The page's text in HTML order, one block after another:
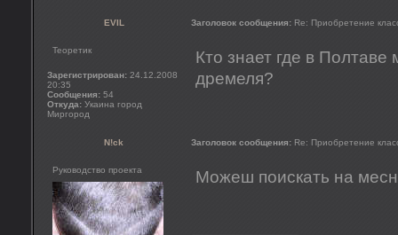
EVIL Заголовок сообщения: Re: Приобретение
Теоретик
Зарегистрирован: 24.12.2008
20:35
Сообщения: 54
Откуда: Укаина город
Миргород
Кто знает где в
дремеля?
N!ck Заголовок сообщения: Re: Приобретение
Руководство проекта Можеш поискать на